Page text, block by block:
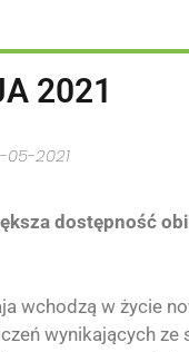
2021
2021
dostępność
wchodzą w życie
wynikających ze